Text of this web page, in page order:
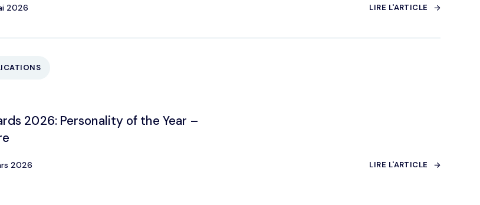
2026 LIRE L'ARTICLE
2026: Personality of the Year –
2026 LIRE L'ARTICLE